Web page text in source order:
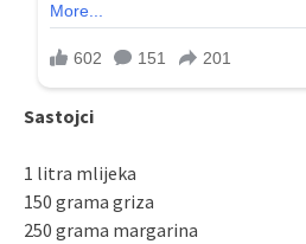
Sastojci
1 litra mlijeka
150 grama griza
250 grama margarina